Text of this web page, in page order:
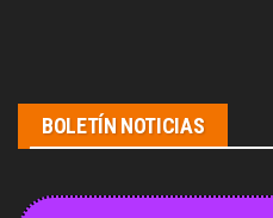
BOLETÍN NOTICIAS